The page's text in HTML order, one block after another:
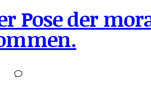
Pose der